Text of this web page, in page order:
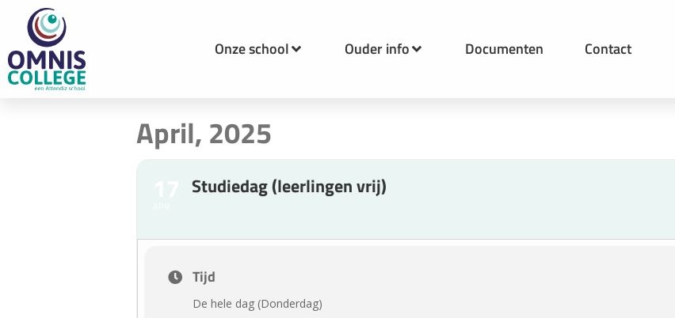
Onze school Ouder info Documenten Contact
April, 2025
Studiedag (leerlingen vrij)
Tijd
De hele dag (Donderdag)